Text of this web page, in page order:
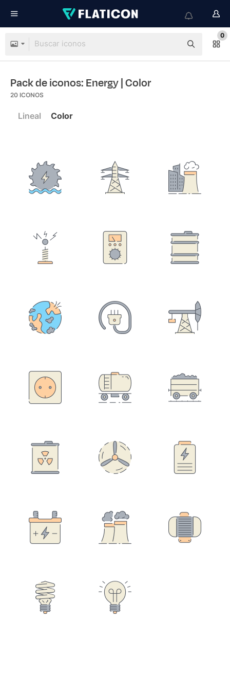
0
Pack de iconos: Energy| Color
20 ICONOS
Lineal Color